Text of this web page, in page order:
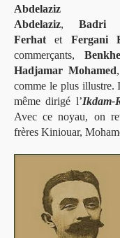
Abdelaziz
Abdelaziz, Badri
Ferhat et Fergani
commerçants,
Hadjamar Mohamed
comme le plus illustre.
même dirigé l’Ikdam-
Avec ce noyau, on
frères Kiniouar,